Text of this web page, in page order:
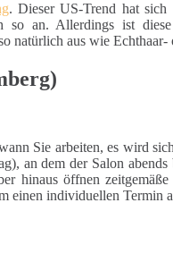
. Dieser US-Trend hat sich
so an. Allerdings ist
natürlich aus wie
Sie arbeiten, es wird
an dem der Salon
hinaus öffnen
einen individuellen